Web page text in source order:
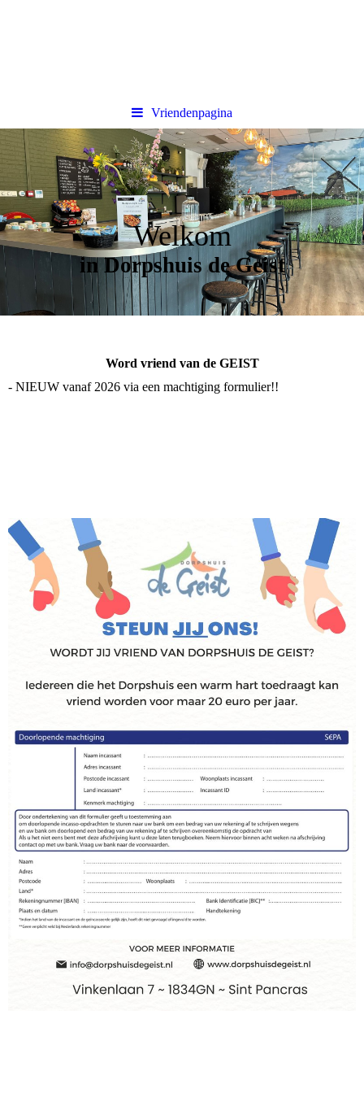
Vriendenpagina
Welkom
in Dorpshuis de Geist
Word vriend van de GEIST
- NIEUW vanaf 2026 via een machtiging formulier!!